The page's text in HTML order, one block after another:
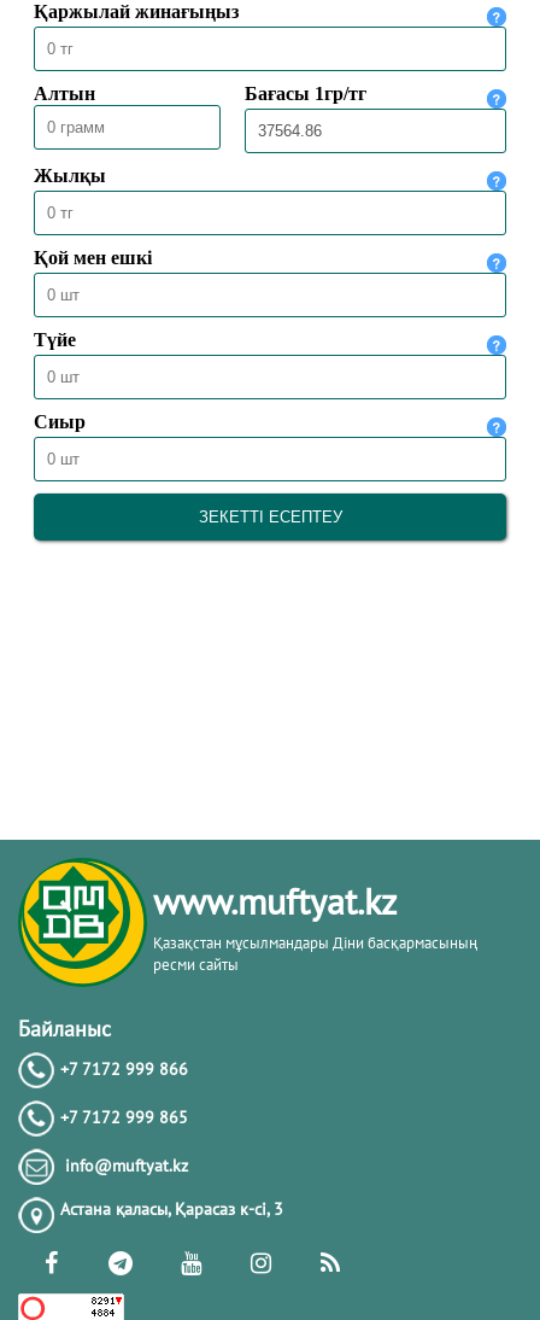
ДӘСТҮРЛІ ДІННІҢ УЫЗЫНА
ЖАРЫҒАН ҰРПАҚ ЖАТ АҒЫМҒА
ТӨТЕП БЕРЕ АЛАДЫ
06.03.2024
www.muftyat.kz
Қазақстан мұсылмандары Діни басқармасының
ресми сайты
Байланыс
+7 7172 999 866
+7 7172 999 865
info@muftyat.kz
Астана қаласы, Қарасаз к-сi, 3